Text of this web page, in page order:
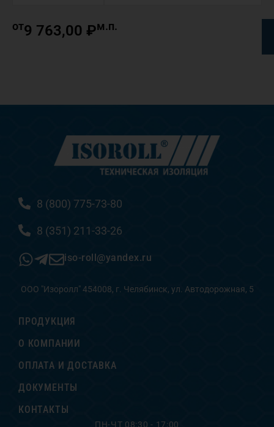
от9 763,00 ₽м.п.
8 (800) 775-73-80
8 (351) 211-33-26
iso-roll@yandex.ru
ООО "Изоролл" 454008, г. Челябинск, ул. Автодорожная, 5
ПРОДУКЦИЯ
О КОМПАНИИ
ОПЛАТА И ДОСТАВКА
ДОКУМЕНТЫ
КОНТАКТЫ
ПН-ЧТ 08:30 - 17:00